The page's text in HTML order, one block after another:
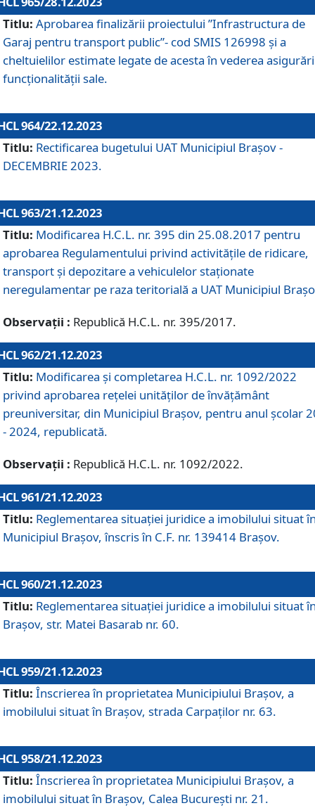
Titlu: Aprobarea finalizării proiectului ”Infrastructura de
Garaj pentru transport public”- cod SMIS 126998 și a
cheltuielilor estimate legate de acesta în vederea
funcționalității sale.
964/22.12.2023
Titlu: Rectificarea bugetului UAT Municipiul Braşov -
DECEMBRIE 2023.
963/21.12.2023
Titlu: Modificarea H.C.L. nr. 395 din 25.08.2017 pentru
aprobarea Regulamentului privind activitățile de ridicare,
transport şi depozitare a vehiculelor staționate
neregulamentar pe raza teritorială a UAT Municipiul
Observații : Republică H.C.L. nr. 395/2017.
962/21.12.2023
Titlu: Modificarea și completarea H.C.L. nr. 1092/2022
privind aprobarea rețelei unităților de învăţământ
preuniversitar, din Municipiul Braşov, pentru anul școlar
- 2024, republicată.
Observații : Republică H.C.L. nr. 1092/2022.
961/21.12.2023
Titlu: Reglementarea situației juridice a imobilului situat
Municipiul Brașov, înscris în C.F. nr. 139414 Brașov.
960/21.12.2023
Titlu: Reglementarea situației juridice a imobilului situat
Brașov, str. Matei Basarab nr. 60.
959/21.12.2023
Titlu: Înscrierea în proprietatea Municipiului Brașov, a
imobilului situat în Brașov, strada Carpaților nr. 63.
958/21.12.2023
Titlu: Înscrierea în proprietatea Municipiului Brașov, a
imobilului situat în Brașov, Calea București nr. 21.